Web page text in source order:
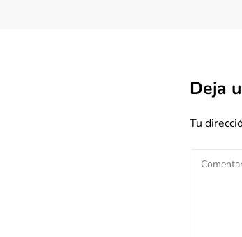
Deja
Tu